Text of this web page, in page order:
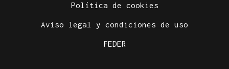
Política de cookies
Aviso legal y condiciones de uso
FEDER